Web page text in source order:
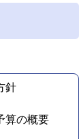
針
算の概要